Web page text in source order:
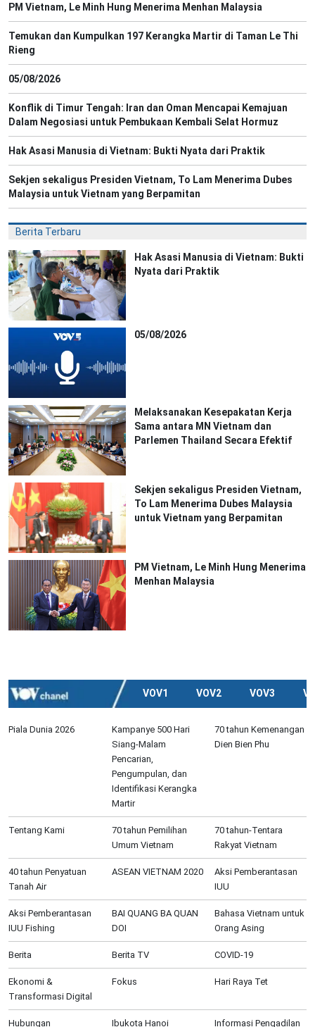
PM Vietnam, Le Minh Hung Menerima Menhan Malaysia
Temukan dan Kumpulkan 197 Kerangka Martir di Taman Le Thi
Rieng
05/08/2026
Konflik di Timur Tengah: Iran dan Oman Mencapai Kemajuan
Dalam Negosiasi untuk Pembukaan Kembali Selat Hormuz
Hak Asasi Manusia di Vietnam: Bukti Nyata dari Praktik
Sekjen sekaligus Presiden Vietnam, To Lam Menerima Dubes
Malaysia untuk Vietnam yang Berpamitan
Berita Terbaru
Hak Asasi Manusia di Vietnam: Bukti
Nyata dari Praktik
05/08/2026
Melaksanakan Kesepakatan Kerja
Sama antara MN Vietnam dan
Parlemen Thailand Secara Efektif
Sekjen sekaligus Presiden Vietnam,
To Lam Menerima Dubes Malaysia
untuk Vietnam yang Berpamitan
PM Vietnam, Le Minh Hung Menerima
Menhan Malaysia
VOV1 VOV2 VOV3
Piala Dunia 2026
Kampanye 500 Hari
Siang-Malam
Pencarian,
Pengumpulan, dan
Identifikasi Kerangka
Martir
70 tahun Kemenangan
Dien Bien Phu
Tentang Kami
70 tahun Pemilihan
Umum Vietnam
70 tahun-Tentara
Rakyat Vietnam
40 tahun Penyatuan
Tanah Air
ASEAN VIETNAM 2020
Aksi Pemberantasan
IUU
Aksi Pemberantasan
IUU Fishing
BAI QUANG BA QUAN
DOI
Bahasa Vietnam untuk
Orang Asing
Berita Berita TV COVID-19
Ekonomi &
Transformasi Digital
Fokus Hari Raya Tet
Hubungan Ibukota Hanoi Informasi Pengadilan